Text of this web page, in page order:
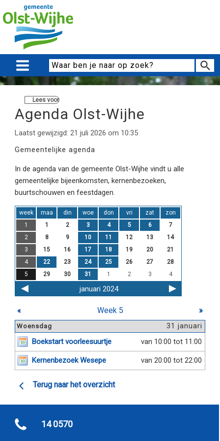
Lees voor
Agenda Olst-Wijhe
Laatst gewijzigd: 21 juli 2026 om 10:35
Gemeentelijke agenda
In de agenda van de gemeente Olst-Wijhe vindt u alle
gemeentelijke bijeenkomsten, kernenbezoeken,
buurtschouwen en feestdagen.
week maa din woe don vri zat
zon
1
1 2 3 4 5 6
7
2
8 9 10 11 12 13
14
3
15 16 17 18 19 20
21
4
22 23 24 25 26 27
28
5
29 30 31 1 2 3 4
januari 2024
« Week 5 »
31 januari
Woensdag
van 10:00 tot 11:00
Boekstart voorleesuurtje
van 20:00 tot 22:00
Kernenbezoek Wesepe
Terug naar het overzicht
14 0570